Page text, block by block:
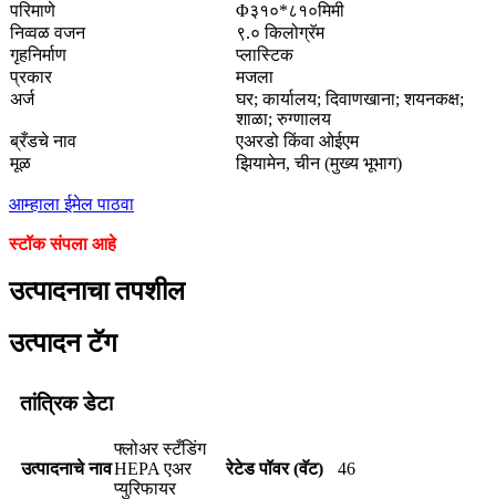
परिमाणे
Φ३१०*८१०मिमी
निव्वळ वजन
९.० किलोग्रॅम
गृहनिर्माण
प्लास्टिक
प्रकार
मजला
अर्ज
घर; कार्यालय; दिवाणखाना; शयनकक्ष;
शाळा; रुग्णालय
ब्रँडचे नाव
एअरडो किंवा ओईएम
मूळ
झियामेन, चीन (मुख्य भूभाग)
आम्हाला ईमेल पाठवा
स्टॉक संपला आहे
उत्पादनाचा तपशील
उत्पादन टॅग
तांत्रिक डेटा
उत्पादनाचे नाव
फ्लोअर स्टँडिंग
HEPA एअर
प्युरिफायर
रेटेड पॉवर (वॅट) 46